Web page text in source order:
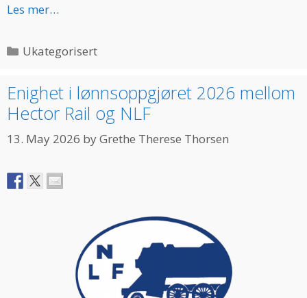
Les mer…
Categories
Ukategorisert
Enighet i lønnsoppgjøret 2026 mellom
Hector Rail og NLF
13. May 2026 byGrethe Therese Thorsen